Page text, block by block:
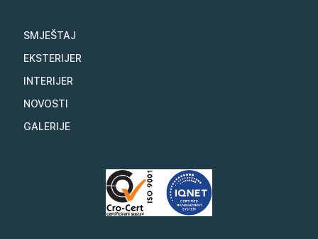
SMJEŠTAJ
EKSTERIJER
INTERIJER
NOVOSTI
GALERIJE